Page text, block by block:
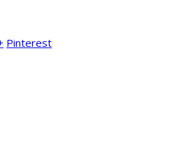
Pinterest